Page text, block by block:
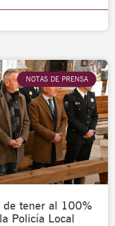
NOTAS DE PRENSA
de tener al 100%
Policía Local